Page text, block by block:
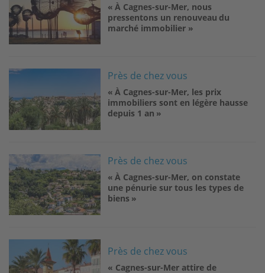
« À Cagnes-sur-Mer, nous
pressentons un renouveau du
marché immobilier »
Image Près de chez vous
« À Cagnes-sur-Mer, les prix
immobiliers sont en légère hausse
depuis 1 an »
Image Près de chez vous
« À Cagnes-sur-Mer, on constate
une pénurie sur tous les types de
biens »
Image
Près de chez vous
« Cagnes-sur-Mer attire de